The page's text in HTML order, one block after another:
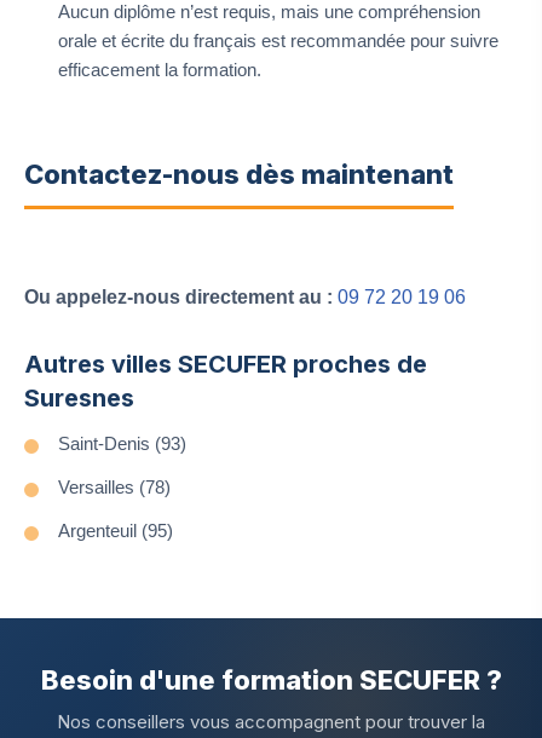
Aucun diplôme n’est requis, mais une compréhension
orale et écrite du français est recommandée pour suivre
efficacement la formation.
Contactez-nous dès maintenant
Ou appelez-nous directement au : 09 72 20 19 06
Autres villes SECUFER proches de
Suresnes
Saint-Denis (93)
Versailles (78)
Argenteuil (95)
Besoin d'une formation SECUFER ?
Nos conseillers vous accompagnent pour trouver la